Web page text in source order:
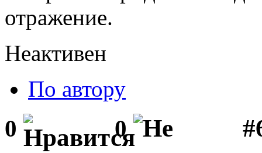
отражение.
Неактивен
По автору
0 0